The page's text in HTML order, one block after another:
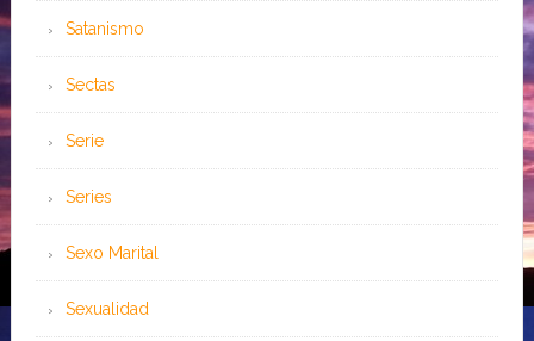
Satanismo
Sectas
Serie
Series
Sexo Marital
Sexualidad